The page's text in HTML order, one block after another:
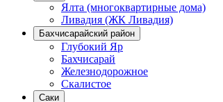
Ялта (многоквартирные дома)
Ливадия (ЖК Ливадия)
Бахчисарайский район
Глубокий Яр
Бахчисарай
Железнодорожное
Скалистое
Саки